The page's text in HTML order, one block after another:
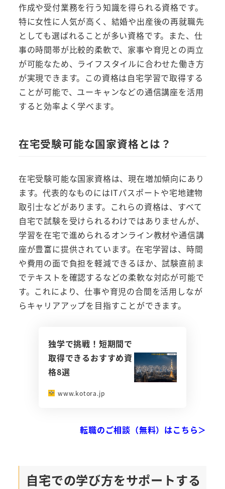
作成や受付業務を行う知識を得られる資格です。
特に女性に人気が高く、結婚や出産後の再就職先
としても選ばれることが多い資格です。また、仕
事の時間帯が比較的柔軟で、家事や育児との両立
が可能なため、ライフスタイルに合わせた働き方
が実現できます。この資格は自宅学習で取得する
ことが可能で、ユーキャンなどの通信講座を活用
すると効率よく学べます。
在宅受験可能な国家資格とは？
在宅受験可能な国家資格は、現在増加傾向にあり
ます。代表的なものにはITパスポートや宅地建物
取引士などがあります。これらの資格は、すべて
自宅で試験を受けられるわけではありませんが、
学習を在宅で進められるオンライン教材や通信講
座が豊富に提供されています。在宅学習は、時間
や費用の面で負担を軽減できるほか、試験直前ま
でテキストを確認するなどの柔軟な対応が可能で
す。これにより、仕事や育児の合間を活用しなが
らキャリアアップを目指すことができます。
独学で挑戦！短期間で
取得できるおすすめ資
格8選
www.kotora.jp
転職のご相談（無料）はこちら＞
自宅での学び方をサポートする